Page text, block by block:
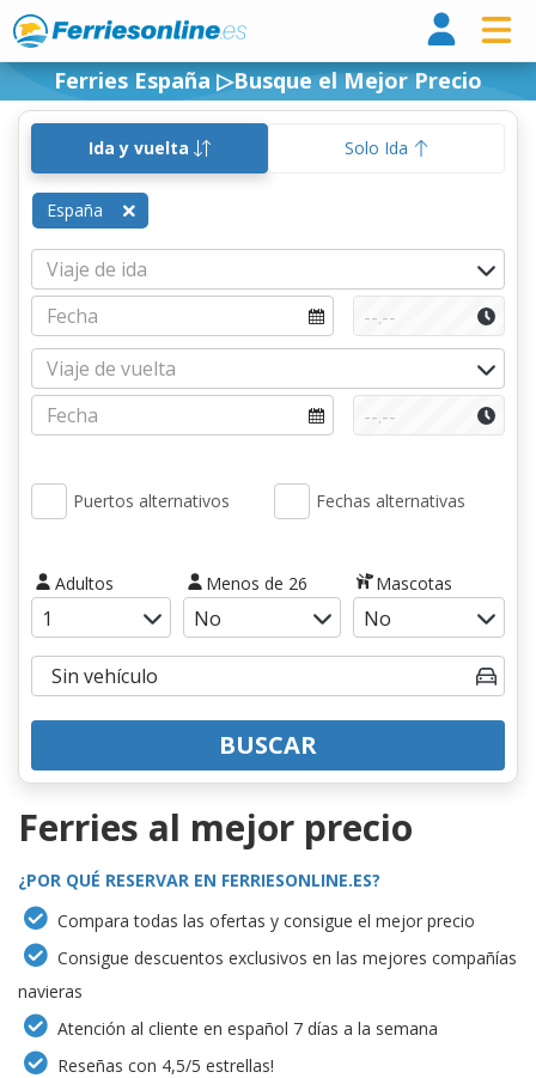
Ferries España ▷Busque el Mejor Precio
Ida y vuelta Solo Ida
España
Puertos alternativos Fechas alternativas
Adultos Menos de 26 Mascotas
BUSCAR
Ferries al mejor precio
¿POR QUÉ RESERVAR EN FERRIESONLINE.ES?
Compara todas las ofertas y consigue el mejor precio
Consigue descuentos exclusivos en las mejores compañías
navieras
Atención al cliente en español 7 días a la semana
Reseñas con 4,5/5 estrellas!